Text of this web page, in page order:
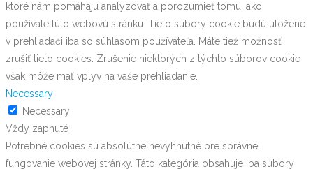
ktoré nám pomáhajú analyzovať a porozumieť tomu, ako
používate túto webovú stránku. Tieto súbory cookie budú uložené
v prehliadači iba so súhlasom používateľa. Máte tiež možnosť
zrušiť tieto cookies. Zrušenie niektorých z týchto súborov cookie
však môže mať vplyv na vaše prehliadanie.
Necessary
Necessary
Vždy zapnuté
Potrebné cookies sú absolútne nevyhnutné pre správne
fungovanie webovej stránky. Táto kategória obsahuje iba súbory